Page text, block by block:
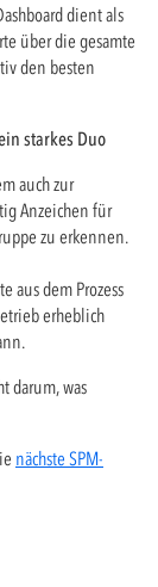
dient als
über die gesamte
den besten
starkes Duo
auch zur
Anzeichen für
zu erkennen.
aus dem Prozess
erheblich
darum, was
nächste SPM-